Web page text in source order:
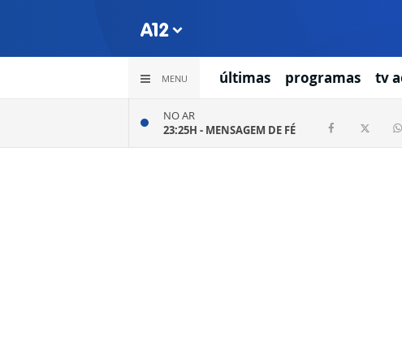
MENU últimas programas tv
NO AR
23:25H - MENSAGEM DE FÉ